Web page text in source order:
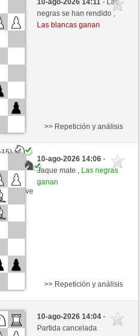
move
negras se han rendido ,
Las blancas ganan
move
>> Repetición y análisis
10-ago-2026 14:06-
Jaque mate , Las negras
ganan
(-18)
(+18)
>> Repetición y análisis
10-ago-2026 14:04-
Partida cancelada